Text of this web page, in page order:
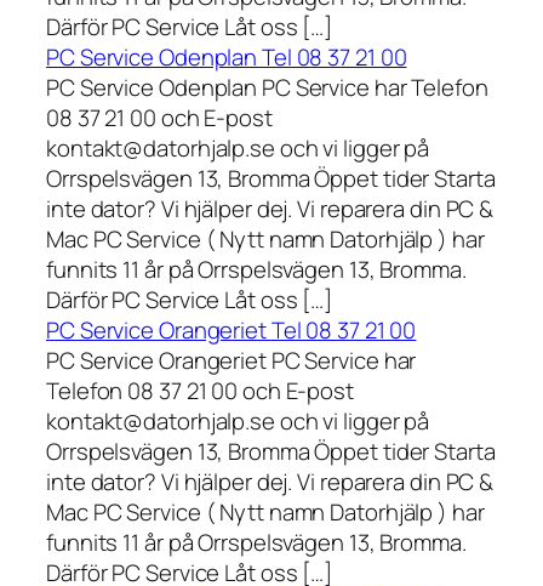
Därför PC Service Låt oss […]
PC Service Odenplan Tel 08 37 21 00
PC Service Odenplan PC Service har Telefon
08 37 21 00 och E-post
kontakt@datorhjalp.se och vi ligger på
Orrspelsvägen 13, Bromma Öppet tider Starta
inte dator? Vi hjälper dej. Vi reparera din PC &
Mac PC Service ( Nytt namn Datorhjälp ) har
funnits 11 år på Orrspelsvägen 13, Bromma.
Därför PC Service Låt oss […]
PC Service Orangeriet Tel 08 37 21 00
PC Service Orangeriet PC Service har
Telefon 08 37 21 00 och E-post
kontakt@datorhjalp.se och vi ligger på
Orrspelsvägen 13, Bromma Öppet tider Starta
inte dator? Vi hjälper dej. Vi reparera din PC &
Mac PC Service ( Nytt namn Datorhjälp ) har
funnits 11 år på Orrspelsvägen 13, Bromma.
Därför PC Service Låt oss […]